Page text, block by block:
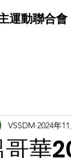
運動聯合會
華
VSSDM 2024年